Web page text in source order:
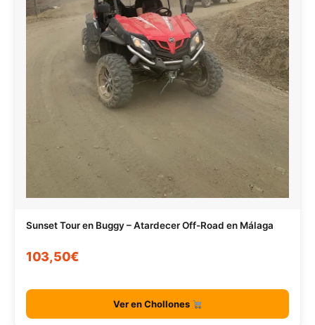
Sunset Tour en Buggy – Atardecer Off-Road en Málaga
103,50€
Ver en Chollones